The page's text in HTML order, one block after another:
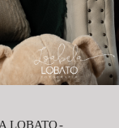
LOBATO